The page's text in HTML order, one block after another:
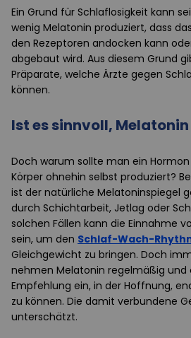
Ein Grund für Schlaflosigkeit kann
wenig Melatonin produziert, dass
den Rezeptoren andocken kann
abgebaut wird. Aus diesem Grund
Präparate, welche Ärzte gegen
können.
Ist es sinnvoll,
Doch warum sollte man ein
Körper ohnehin selbst produziert?
ist der natürliche Melatoninspiegel
durch Schichtarbeit, Jetlag oder
solchen Fällen kann die Einnahme
sein, um den Schlaf-Wach-
Gleichgewicht zu bringen. Doch
nehmen Melatonin regelmäßig und
Empfehlung ein, in der Hoffnung,
zu können. Die damit verbundene
unterschätzt.